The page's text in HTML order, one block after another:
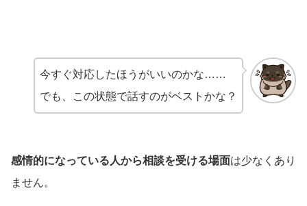
今すぐ対応したほうがいいのかな……
でも、この状態で話すのがベストかな？
感情的になっている人から相談を受ける場面は少なくあり
ません。